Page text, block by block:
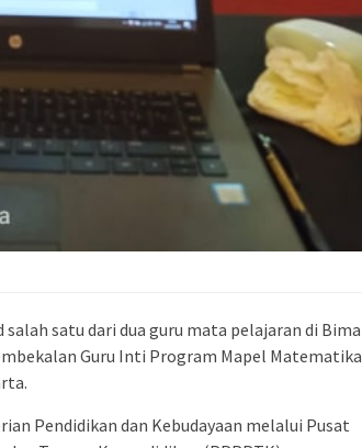
satu dari dua guru mata pelajaran di Bima
Guru Inti Program Mapel Matematika
Pendidikan dan Kebudayaan melalui Pusat